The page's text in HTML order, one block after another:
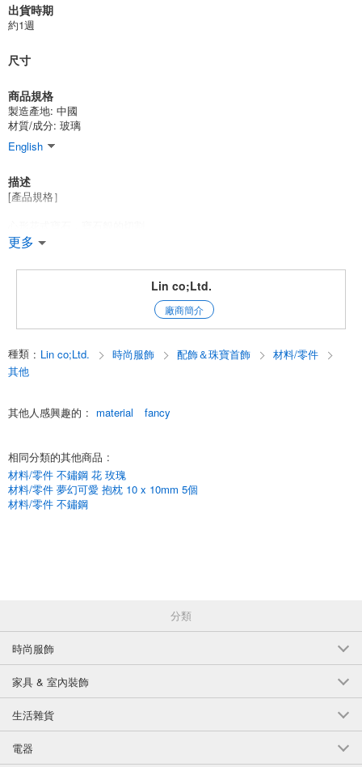
出貨時期
約1週
尺寸
商品規格
製造產地: 中國
材質/成分: 玻璃
English
描述
[產品規格］
用膠水或樹脂將其粘住或夾在石座上、
裝飾藝術、指甲藝術、膠水裝飾、樹脂粘土、飾品製作等。
顏色變化
流星（黃*紫）* 3.
4. 白色花束 *
尺寸：11 毫米（長）X 10 毫米（寬）
厚度：約 6 毫米
件數：1010
材料：玻璃
*重要訊息 - 請仔細閱讀。
更多
Lin co;Ltd.
廠商簡介
種類 : Lin co;Ltd. 時尚服飾 配飾＆珠寶首飾
材料/零件
其他
其他人感興趣的 : material fancy
相同分類的其他商品 :
材料/零件 不鏽鋼 花 玫瑰
材料/零件 夢幻可愛 抱枕 10 x 10mm 5個
材料/零件 不鏽鋼
分類
時尚服飾
家具 & 室內裝飾
生活雜貨
電器